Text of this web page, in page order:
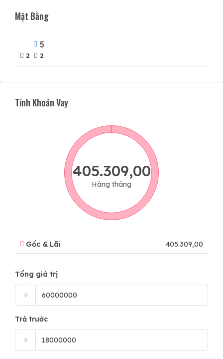
Mặt Bằng
5
2 2
Tính Khoản Vay
405.309,00
Hàng tháng
Gốc & Lãi 405.309,00
Tổng giá trị
✧
Trả trước
✧